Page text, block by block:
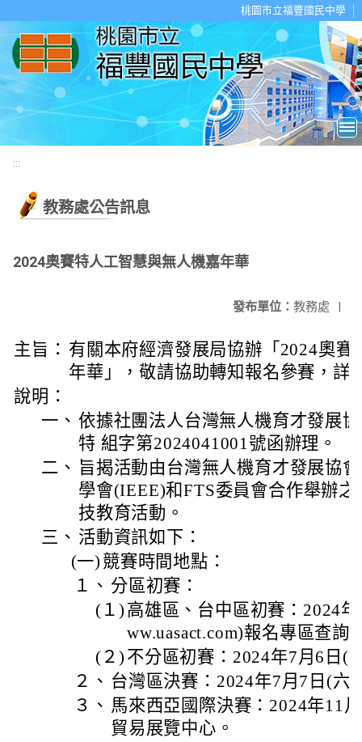
桃園市立福豐國民中學
:::
教務處公告訊息
2024奧賽特人工智慧與無人機嘉年華
發布單位： 教務處 |
主旨： 有關本府經濟發展局協辦「2024奧賽
年華」，敬請協助轉知報名參賽，詳
說明：
一、 依據社團法人台灣無人機育才發展
特 組字第2024041001號函辦理。
二、 旨揭活動由台灣無人機育才發展協
學會(IEEE)和FTS委員會合作舉辦
技教育活動。
三、 活動資訊如下：
(一) 競賽時間地點：
１、 分區初賽：
(１) 高雄區、台中區初賽：2024
ww.uasact.com)報名專區查詢
(２) 不分區初賽：2024年7月6日(
２、 台灣區決賽：2024年7月7日(六
３、 馬來西亞國際決賽：2024年11
貿易展覽中心。